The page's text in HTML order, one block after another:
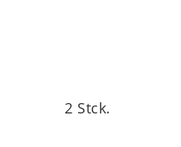
H2
1925 bietet
2 Stck.